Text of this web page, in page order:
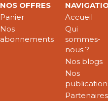
NOS OFFRES
Panier
Nos
abonnements
Accueil
Qui
sommes-
nous ?
Nos blogs
Nos
Partenaires